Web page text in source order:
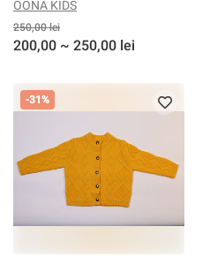
OONA KIDS
250,00 lei
200,00 ~ 250,00 lei
-31%